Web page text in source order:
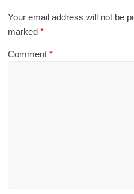
Your email address will not be
marked*
Comment*